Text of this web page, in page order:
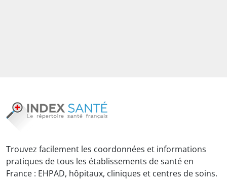
Trouvez facilement les coordonnées et informations
pratiques de tous les établissements de santé en
France : EHPAD, hôpitaux, cliniques et centres de soins.